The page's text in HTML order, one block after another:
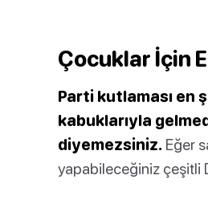
Çocuklar İçin
Parti kutlaması en
kabuklarıyla
diyemezsiniz. Eğer
yapabileceğiniz çeşitli